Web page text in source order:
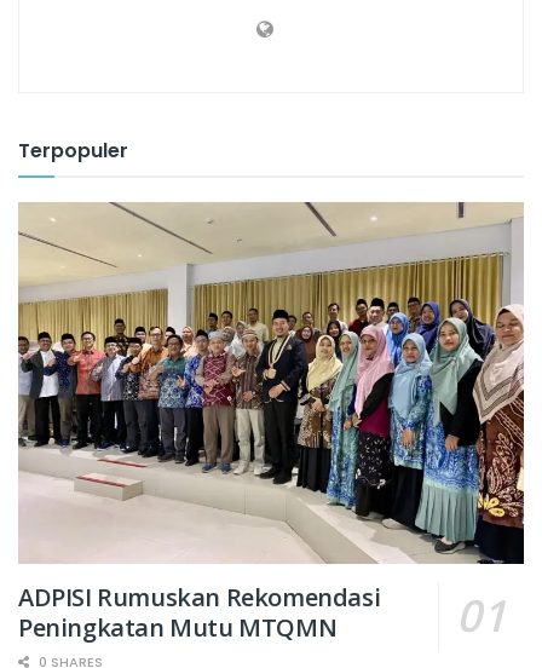
Terpopuler
ADPISI Rumuskan Rekomendasi
Peningkatan Mutu MTQMN
0 SHARES